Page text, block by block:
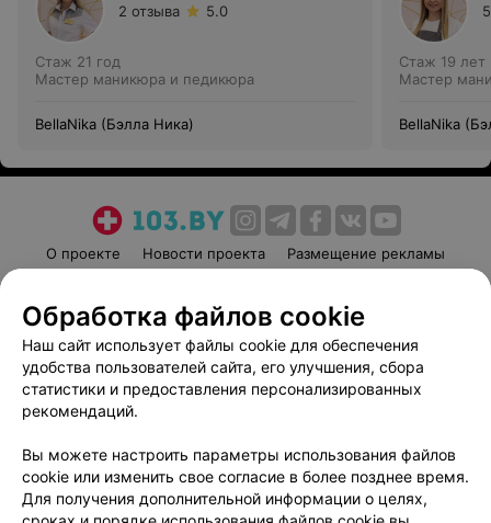
2 отзыва 5.0
Стаж 21 год
Мастер маникюра и педикюра
BellaNika (Бэлла Ника)
Стаж 19 лет
Мастер
BellaNika
О проекте Новости проекта
Размещение рекламы
Пользовательское соглашение
Способы оплаты
Вакансии
Партнеры
Написать руководителю 103.by
Обработка персональных данных
Обработка файлов cookie
Наш сайт использует файлы cookie для обеспечения
удобства пользователей сайта, его улучшения, сбора
статистики и предоставления персонализированных
рекомендаций.
Вы можете настроить параметры использования файлов
cookie или изменить свое согласие в более позднее время.
Для получения дополнительной информации о целях,